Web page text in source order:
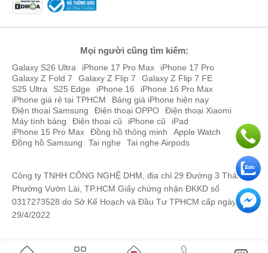
Tai nghe AirPods 4 ANC khi nào ra mắt?
Đúng như dự đoán trước đó, mẫu tai nghe AirPods 4 Chủ Động
Khử Tiếng Ồn đã được Apple trình làng vào ngày 09/09/2024 cùng
với nhiều tính năng cực kỳ nổi
bật.
Mọi người cũng tìm kiếm:
Galaxy S26 Ultra iPhone 17 Pro Max
iPhone 17 Pro
Galaxy Z Fold 7
Galaxy Z Flip 7
Galaxy Z Flip 7 FE
S25 Ultra
S25 Edge iPhone 16
iPhone 16 Pro Max
iPhone giá rẻ tại TPHCM
Bảng giá iPhone hiện nay
Điện thoại Samsung
Điện thoại OPPO
Điện thoại Xiaomi
Máy tính bảng
Điện thoại cũ iPhone cũ
iPad
iPhone 15 Pro Max
Đồng hồ thông minh
Apple Watch
Đồng hồ Samsung
Tai nghe Tai nghe Airpods
Công ty TNHH CÔNG NGHỆ DHM, địa chỉ 29 Đường 3 Tháng 2,
Phường Vườn Lài, TP.HCM Giấy chứng nhận ĐKKD số
0317273528 do Sở Kế Hoạch và Đầu Tư TPHCM cấp ngày
29/4/2022